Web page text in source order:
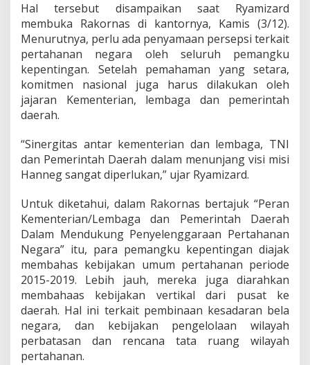
t
u
h
S
i
n
g
n
t
a
r
e
m
b
g
a
Hal tersebut disampaikan saat Ryamizard
membuka Rakornas di kantornya, Kamis (3/12).
Menurutnya, perlu ada penyamaan persepsi terkait
pertahanan negara oleh seluruh pemangku
kepentingan. Setelah pemahaman yang setara,
komitmen nasional juga harus dilakukan oleh
jajaran Kementerian, lembaga dan pemerintah
daerah.
“Sinergitas antar kementerian dan lembaga, TNI
dan Pemerintah Daerah dalam menunjang visi misi
Hanneg sangat diperlukan,” ujar Ryamizard.
Untuk diketahui, dalam Rakornas bertajuk “Peran
Kementerian/Lembaga dan Pemerintah Daerah
Dalam Mendukung Penyelenggaraan Pertahanan
Negara” itu, para pemangku kepentingan diajak
membahas kebijakan umum pertahanan periode
2015-2019. Lebih jauh, mereka juga diarahkan
membahaas kebijakan vertikal dari pusat ke
daerah. Hal ini terkait pembinaan kesadaran bela
negara, dan kebijakan pengelolaan wilayah
perbatasan dan rencana tata ruang wilayah
pertahanan.